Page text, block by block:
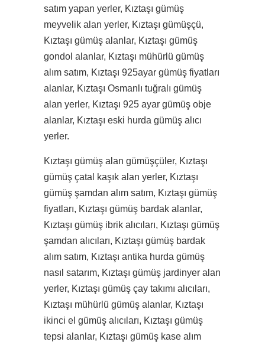
satım yapan yerler, Kıztaşı gümüş
meyvelik alan yerler, Kıztaşı gümüşçü,
Kıztaşı gümüş alanlar, Kıztaşı gümüş
gondol alanlar, Kıztaşı mühürlü gümüş
alım satım, Kıztaşı 925ayar gümüş fiyatları
alanlar, Kıztaşı Osmanlı tuğralı gümüş
alan yerler, Kıztaşı 925 ayar gümüş obje
alanlar, Kıztaşı eski hurda gümüş alıcı
yerler.
Kıztaşı gümüş alan gümüşçüler, Kıztaşı
gümüş çatal kaşık alan yerler, Kıztaşı
gümüş şamdan alım satım, Kıztaşı gümüş
fiyatları, Kıztaşı gümüş bardak alanlar,
Kıztaşı gümüş ibrik alıcıları, Kıztaşı gümüş
şamdan alıcıları, Kıztaşı gümüş bardak
alım satım, Kıztaşı antika hurda gümüş
nasıl satarım, Kıztaşı gümüş jardinyer alan
yerler, Kıztaşı gümüş çay takımı alıcıları,
Kıztaşı mühürlü gümüş alanlar, Kıztaşı
ikinci el gümüş alıcıları, Kıztaşı gümüş
tepsi alanlar, Kıztaşı gümüş kase alım